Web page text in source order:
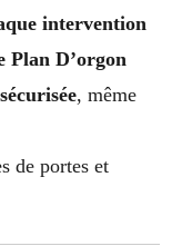
intervention
Plan D’orgon
, même
de portes et